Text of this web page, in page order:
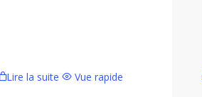
Lire la suite Vue rapide